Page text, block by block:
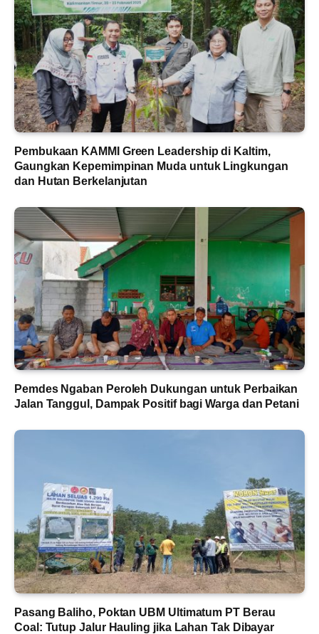
Pembukaan KAMMI Green Leadership di Kaltim,
Gaungkan Kepemimpinan Muda untuk Lingkungan
dan Hutan Berkelanjutan
Pemdes Ngaban Peroleh Dukungan untuk Perbaikan
Jalan Tanggul, Dampak Positif bagi Warga dan Petani
Pasang Baliho, Poktan UBM Ultimatum PT Berau
Coal: Tutup Jalur Hauling jika Lahan Tak Dibayar